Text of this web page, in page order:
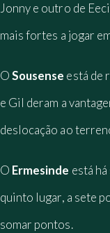
Jonny e outro de
mais fortes a jogar
OSousense está de
e Gil deram a
deslocação ao
O Ermesinde está
quinto lugar, a sete
somar pontos.